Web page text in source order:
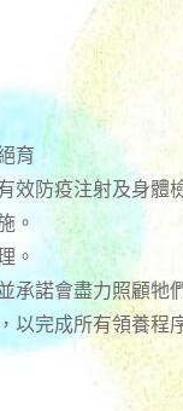
育
效防疫注射及身體
。
。
承諾會盡力照顧牠
以完成所有領養程